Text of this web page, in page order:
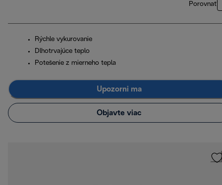
Porovnať
Rýchle vykurovanie
Dlhotrvajúce teplo
Potešenie z mierneho tepla
Upozorni ma
Objavte viac